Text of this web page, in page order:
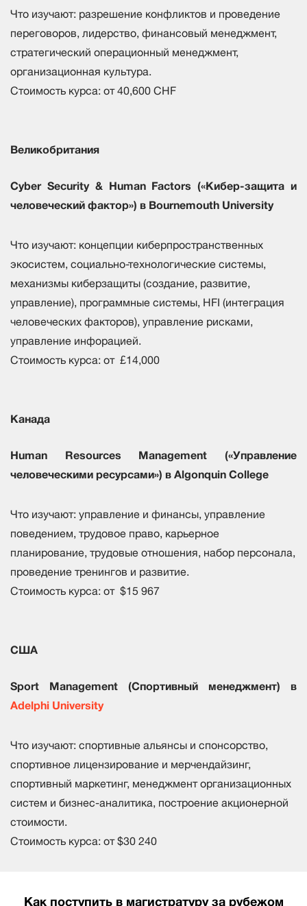
Что изучают: разрешение конфликтов и проведение
переговоров, лидерство, финансовый менеджмент,
стратегический операционный менеджмент,
организационная культура.
Стоимость курса: от 40,600 CHF
Великобритания
Cyber Security & Human Factors («Кибер-защита и
человеческий фактор») в Bournemouth University
Что изучают: концепции киберпространственных
экосистем, социально-технологические системы,
механизмы киберзащиты (создание, развитие,
управление), программные системы, HFI (интеграция
человеческих факторов), управление рисками,
управление инфорацией.
Стоимость курса: от £14,000
Канада
Human Resources Management («Управление
человеческими ресурсами») в Algonquin College
Что изучают: управление и финансы, управление
поведением, трудовое право, карьерное
планирование, трудовые отношения, набор персонала,
проведение тренингов и развитие.
Стоимость курса: от $15 967
США
Sport Management (Спортивный менеджмент) в
Adelphi University
Что изучают: спортивные альянсы и спонсорство,
спортивное лицензирование и мерчендайзинг,
спортивный маркетинг, менеджмент организационных
систем и бизнес-аналитика, построение акционерной
стоимости.
Стоимость курса: от $30 240
Как поступить в магистратуру за рубежом